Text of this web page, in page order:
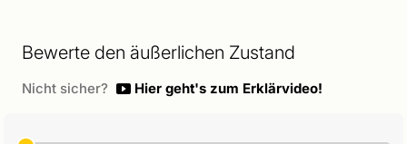
Bewerte den äußerlichen Zustand
Nicht sicher? Hier geht's zum Erklärvideo!